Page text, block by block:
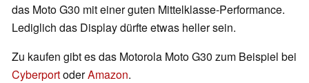
das Moto G30 mit einer guten Mittelklasse-Performance.
Lediglich das Display dürfte etwas heller sein.
Zu kaufen gibt es das Motorola Moto G30 zum Beispiel bei
CyberportoderAmazon.